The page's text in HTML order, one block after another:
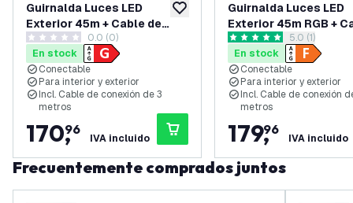
añadir a lista de deseos
Guirnalda Luces LED
Exterior 45m + Cable de
conexión 3m - con 45
bombillas E27 - Conectable
- IP65
0 estrellas de puntuación
0.0 (0)
En stock
Conectable
Para interior y exterior
Incl. Cable de conexión de 3
metros
170,
96
IVA incluido
Guirnalda Luces LED
Exterior 45m RGB +
conexión 3m - con 45
bombillas E27 -
- IP65
abrir el panel
5 estrellas de puntuación
5.0 (1)
En stock
Conectable
Para interior y exterior
Incl. Cable de conexión
metros
179,
96
IVA incluido
Frecuentemente comprados juntos